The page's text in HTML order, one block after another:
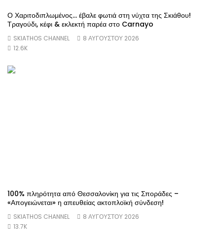
Ο Χαριτοδιπλωμένος… έβαλε φωτιά στη νύχτα της Σκιάθου!
Τραγούδι, κέφι & εκλεκτή παρέα στο Carnayo
SKIATHOS CHANNEL
8 ΑΥΓΟΎΣΤΟΥ 2026
12.6K
100% πληρότητα από Θεσσαλονίκη για τις Σποράδες –
«Απογειώνεται» η απευθείας ακτοπλοϊκή σύνδεση!
SKIATHOS CHANNEL
8 ΑΥΓΟΎΣΤΟΥ 2026
13.7K